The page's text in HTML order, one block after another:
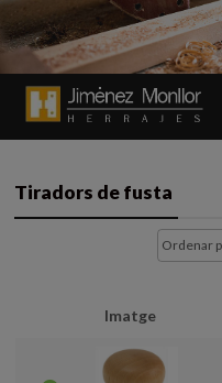
Tiradors de fusta
Imatge